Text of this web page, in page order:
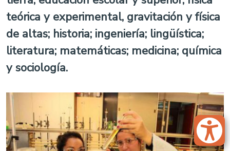
teórica y experimental, gravitación y física
de altas; historia; ingeniería; lingüística;
literatura; matemáticas; medicina; química
y sociología.